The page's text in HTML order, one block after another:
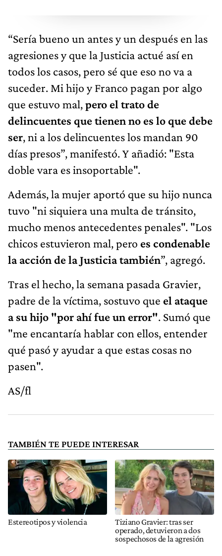
“Sería bueno un antes y un después en las
agresiones y que la Justicia actué así en
todos los casos, pero sé que eso no va a
suceder. Mi hijo y Franco pagan por algo
que estuvo mal,pero el trato de
delincuentes que tienen no es lo que debe
ser, ni a los delincuentes los mandan 90
días presos”, manifestó. Y añadió: "Esta
doble vara es insoportable".
Además, la mujer aportó que su hijo nunca
tuvo "ni siquiera una multa de tránsito,
mucho menos antecedentes penales". "Los
chicos estuvieron mal, pero es condenable
la acción de la Justicia también”, agregó.
Tras el hecho, la semana pasada Gravier,
padre de la víctima, sostuvo que el ataque
a su hijo "por ahí fue un error". Sumó que
"me encantaría hablar con ellos, entender
qué pasó y ayudar a que estas cosas no
pasen".
AS/fl
TAMBIÉN TE PUEDE INTERESAR
Estereotipos y violencia
Tiziano Gravier: tras ser
operado, detuvieron a dos
sospechosos de la agresión